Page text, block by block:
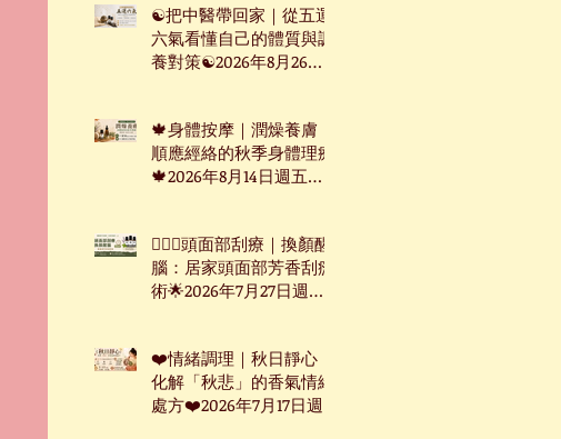
☯把中醫帶回家｜從五運
六氣看懂自己的體質與調
養對策☯2026年8月26日
🍁身體按摩｜潤燥養膚：
順應經絡的秋季身體理療
🍁2026年8月14日週五台
🧖🏻‍♀️頭面部刮療｜換顏醒
腦：居家頭面部芳香刮痧
術🌟2026年7月27日週一
❤️情緒調理｜秋日靜心：
化解「秋悲」的香氣情緒
處方❤️2026年7月17日週